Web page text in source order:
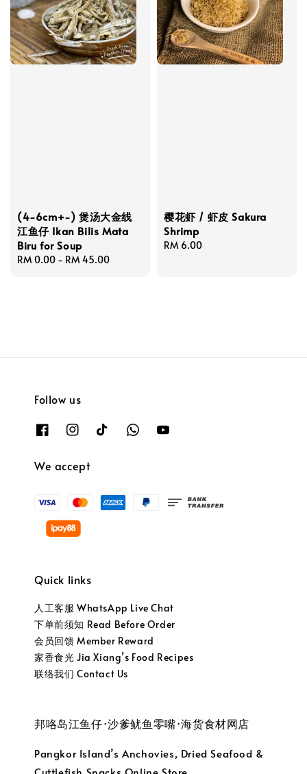
(4-6cm+-) 煲汤大金线
江鱼仔 Ikan Bilis Mata
Biru for Soup
Regular
RM 0.00 - RM 45.00
樱花虾 / 虾皮 Sakura
Shrimp
Regular
RM 6.00
Follow us
We accept
Quick links
人工客服 WhatsApp Live Chat
下单前须知 Read Before Order
会员回馈 Member Reward
家香食光 Jia Xiang’s Food Recipes
联络我们 Contact Us
邦咯岛江鱼仔·沙爹鱿鱼零嘴·海货食材网店
Pangkor Island’s Anchovies, Dried Seafood &